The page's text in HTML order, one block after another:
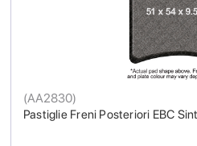
Pastiglie Freni Posteriori EBC
(AA2830)